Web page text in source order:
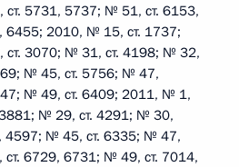
5731, 5737; № 51, ст. 6153,
6455; 2010, № 15, ст. 1737;
3070; № 31, ст. 4198; № 32,
№ 45, ст. 5756; № 47,
№ 49, ст. 6409; 2011, № 1,
№ 29, ст. 4291; № 30,
4597; № 45, ст. 6335; № 47,
6729, 6731; № 49, ст. 7014,